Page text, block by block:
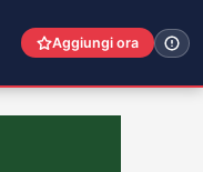
Aggiungi ora